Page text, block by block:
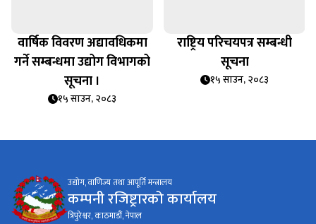
वार्षिक विवरण अद्यावधिकमा
गर्ने सम्बन्धमा उद्योग विभागको
सूचना ।
१५ साउन, २०८३
राष्ट्रिय परिचयपत्र सम्बन्धी
सूचना
१५ साउन, २०८३
उद्योग, वाणिज्य तथा आपूर्ति मन्त्रालय
कम्पनी रजिष्ट्रारको कार्यालय
त्रिपुरेश्वर, काठमाडौं, नेपाल